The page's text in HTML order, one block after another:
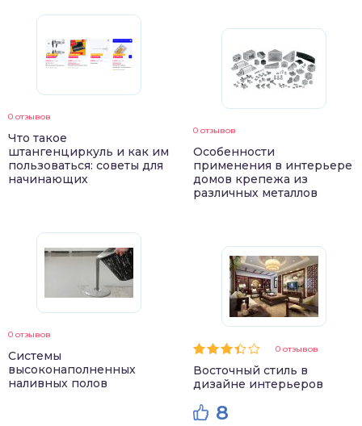
0 отзывов
Что такое
штангенциркуль и как им
пользоваться: советы для
начинающих
0 отзывов
Системы
высоконаполненных
наливных полов
0 отзывов
Особенности
применения в интерьере
домов крепежа из
различных металлов
0 отзывов
Восточный стиль в
дизайне интерьеров
8